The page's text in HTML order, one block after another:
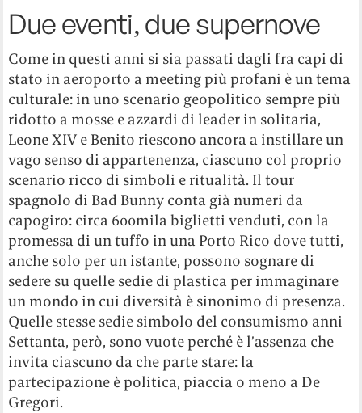
Due eventi, due supernove
Come in questi anni si sia passati dagli fra capi di
stato in aeroporto a meeting più profani è un tema
culturale: in uno scenario geopolitico sempre più
ridotto a mosse e azzardi di leader in solitaria,
Leone XIV e Benito riescono ancora a instillare un
vago senso di appartenenza, ciascuno col proprio
scenario ricco di simboli e ritualità. Il tour
spagnolo di Bad Bunny conta già numeri da
capogiro: circa 600mila biglietti venduti, con la
promessa di un tuffo in una Porto Rico dove tutti,
anche solo per un istante, possono sognare di
sedere su quelle sedie di plastica per immaginare
un mondo in cui diversità è sinonimo di presenza.
Quelle stesse sedie simbolo del consumismo anni
Settanta, però, sono vuote perché è l’assenza che
invita ciascuno da che parte stare: la
partecipazione è politica, piaccia o meno a De
Gregori.